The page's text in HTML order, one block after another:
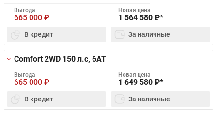
Выгода
665 000 ₽
Новая цена
1 564 580 ₽*
В кредит За наличные
Comfort 2WD 150 л.с, 6AT
Выгода
665 000 ₽
Новая цена
1 649 580 ₽*
В кредит За наличные